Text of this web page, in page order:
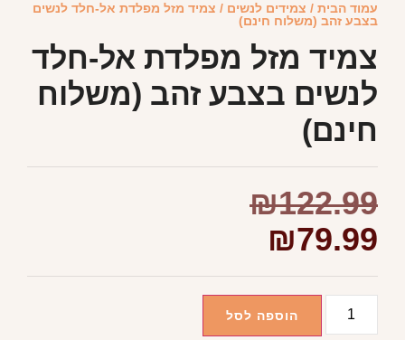
עמוד הבית / צמידים לנשים / צמיד מזל מפלדת אל-חלד לנשים
בצבע זהב (משלוח חינם)
צמיד מזל מפלדת אל-חלד
לנשים בצבע זהב (משלוח
חינם)
₪122.99
₪79.99
הוספה לסל